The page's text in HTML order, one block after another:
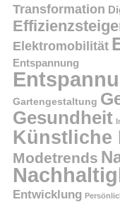
Transformation
Elektromobilität
Entspannung
Gartengestaltung
Gesundheit
Künstliche
Modetrends
Entwicklung